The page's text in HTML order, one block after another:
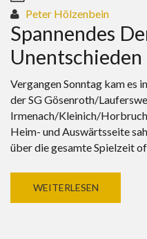
Peter Hölzenbein
Spannendes
Unentschieden
Vergangen Sonntag kam es
der SG Gösenroth/
Irmenach/Kleinich/
Heim- und Auswärtsseite
über die gesamte Spielzeit
WEITERLESEN